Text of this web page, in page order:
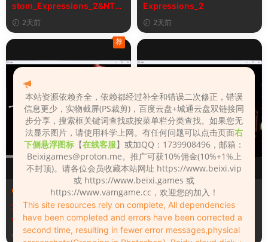
stom_Expressions_2&NTR
女学生8自定义表情
2天前
Expressions_2
2天前
场景（Scenes）
汉化版Fall_Of_Dynasty_Silh
ouette_Play_Bug_Fixed_2&
《王朝陨落》剪影玩法修复版
5天前
荐
场景（Scenes）
Fall_Of_Dynasty_Silhouette
_Play_Bug_Fixed_2
5天前
本站资源依赖齐全，依赖都经过补全和错误二次修正，错误
信息更少，实物截屏(PS裁剪)，百度云盘+城通云盘双链接同
步分享，搜索框关键词查找或按菜单栏分类查找。如果您无
法显示图片，请使用科学上网。有任何问题可以点击页面右
下侧悬浮图标 【在线客服】或加QQ：1739908496，邮箱：
Beixigames@proton.me。推广可获10%佣金(10%+1%上
不封顶)。请各位会员收藏本站网址 https://www.beixi.vip
或 https://www.beixi.games 或
https://www.vamgame.cc，欢迎您的加入！
This site resources rely on complete, All dependencies
have been completed and errors have been corrected a
second time, resulting in fewer error messages,physical